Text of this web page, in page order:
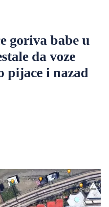
goriva babe u
da voze
pijace i nazad